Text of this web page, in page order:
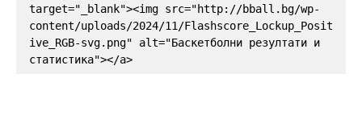
target="_blank"><img src="http://bball.bg/wp-
content/uploads/2024/11/Flashscore_Lockup_Posit
ive_RGB-svg.png" alt="Баскетболни резултати и
статистика"></a>